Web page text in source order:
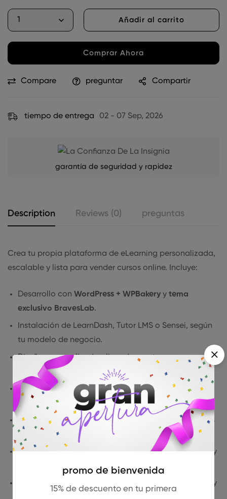
Añadir al carrito
Comprar Ahora
Compare preguntar Compartir
tiempo de entrega 02 - 07 Sep, 2026
garantía de seguridad y rapidez
Description Reviews (0) preguntas
Crea tu propia plataforma de eLearning personalizada,
escalable y lista para vender cursos online. Incluye:
Desarrollo con WordPress + WPBakery y tema
exclusivo BravesLab.
Instalación de LearnDash, Tutor LMS o Sensei, según
tu modelo de negocio.
Diseño personalizado alineado con tu marca,
centrado en UX y conversiones.
Cursos ilimitados alojados en tu servidor, sin
restricciones.
Certificados automáticos, puntuación, suscripciones
o compras únicas.
Métodos de pago integrados: Stripe, PayPal, Redsys y
Conexión con Zoom, Google Meet, email marketing y
promo de bienvenida
15% de descuento en tu primera